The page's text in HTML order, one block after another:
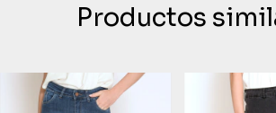
Productos